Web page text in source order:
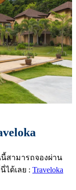
นี้สามารถจองผ่าน
ได้เลย : Traveloka